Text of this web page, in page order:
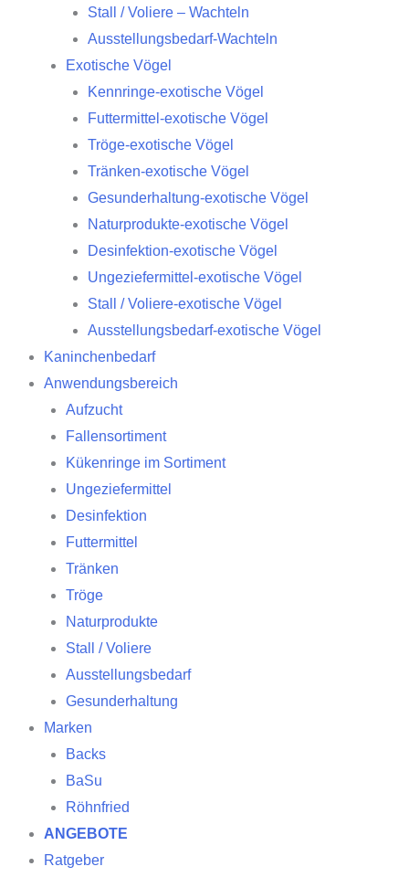
Stall / Voliere – Wachteln
Ausstellungsbedarf-Wachteln
Exotische Vögel
Kennringe-exotische Vögel
Futtermittel-exotische Vögel
Tröge-exotische Vögel
Tränken-exotische Vögel
Gesunderhaltung-exotische Vögel
Naturprodukte-exotische Vögel
Desinfektion-exotische Vögel
Ungeziefermittel-exotische Vögel
Stall / Voliere-exotische Vögel
Ausstellungsbedarf-exotische Vögel
Kaninchenbedarf
Anwendungsbereich
Aufzucht
Fallensortiment
Kükenringe im Sortiment
Ungeziefermittel
Desinfektion
Futtermittel
Tränken
Tröge
Naturprodukte
Stall / Voliere
Ausstellungsbedarf
Gesunderhaltung
Marken
Backs
BaSu
Röhnfried
ANGEBOTE
Ratgeber